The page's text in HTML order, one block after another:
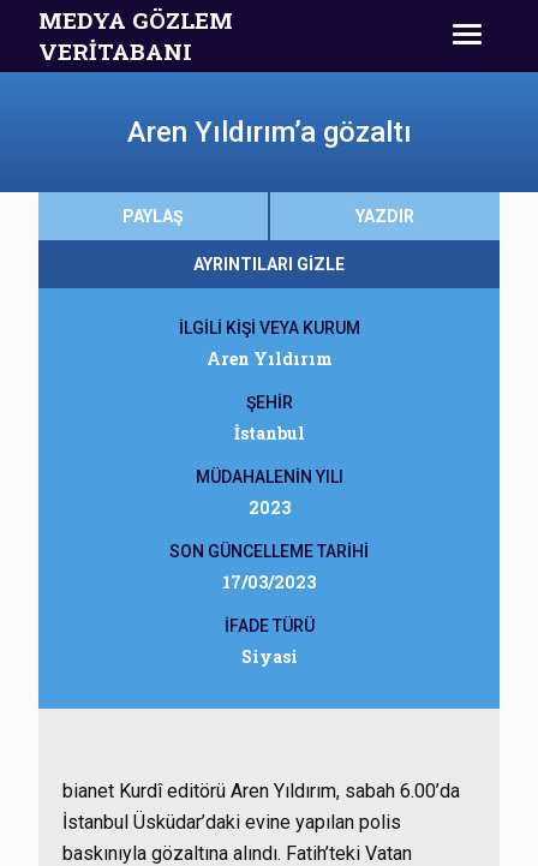
MEDYA GÖZLEM
VERİTABANI
Aren Yıldırım’a gözaltı
PAYLAŞ YAZDIR
AYRINTILARI GİZLE
İLGİLİ KİŞİ VEYA KURUM
Aren Yıldırım
ŞEHİR
İstanbul
MÜDAHALENİN YILI
2023
SON GÜNCELLEME TARİHİ
17/03/2023
İFADE TÜRÜ
Siyasi
bianet Kurdî editörü Aren Yıldırım, sabah 6.00’da
İstanbul Üsküdar’daki evine yapılan polis
baskınıyla gözaltına alındı. Fatih’teki Vatan